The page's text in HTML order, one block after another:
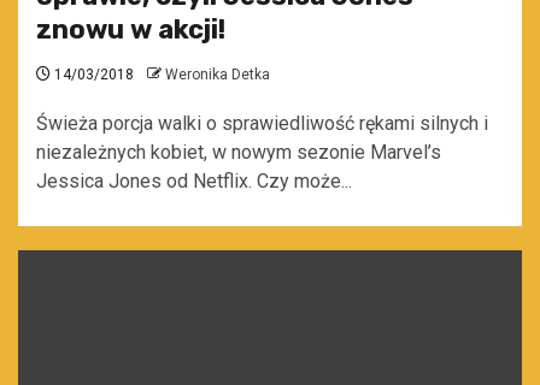
znowu w akcji!
14/03/2018 Weronika Detka
Świeża porcja walki o sprawiedliwość rękami silnych i
niezależnych kobiet, w nowym sezonie Marvel’s
Jessica Jones od Netflix. Czy może...